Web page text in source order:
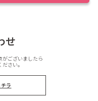
せ
がございましたら
さい。
ラ